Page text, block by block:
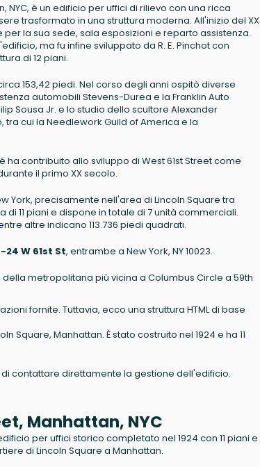
NYC, è un edificio per uffici di rilievo con una ricca
trasformato in una struttura moderna. All'inizio del XX
la sua sede, sala esposizioni e reparto assistenza.
ma fu infine sviluppato da R. E. Pinchot con
di 12 piani.
153,42 piedi. Nel corso degli anni ospitò diverse
automobili Stevens-Durea e la Franklin Auto
Sousa Jr. e lo studio dello scultore Alexander
cui la Needlework Guild of America e la
contribuito allo sviluppo di West 61st Street come
il primo XX secolo.
York, precisamente nell'area di Lincoln Square tra
11 piani e dispone in totale di 7 unità commerciali.
altre indicano 113.736 piedi quadrati.
24 W 61st St, entrambe a New York, NY 10023.
metropolitana più vicina a Columbus Circle a 59th
fornite. Tuttavia, ecco una struttura HTML di base
Square, Manhattan. È stato costruito nel 1924 e ha 11
contattare direttamente la gestione dell'edificio.
Manhattan, NYC
per uffici storico completato nel 1924 con 11 piani e
di Lincoln Square a Manhattan.